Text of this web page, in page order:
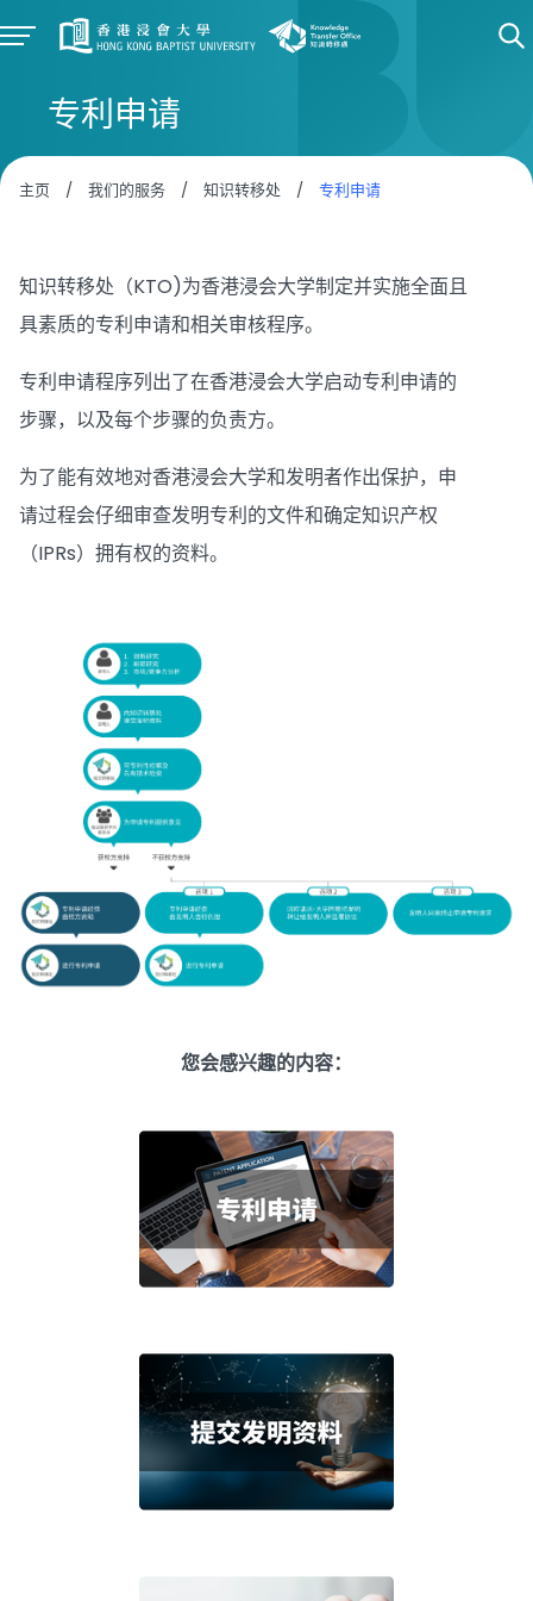
专利申请
主页 / 我们的服务 / 知识转移处 / 专利申请
知识转移处（KTO)为香港浸会大学制定并实施全面且
具素质的专利申请和相关审核程序。
专利申请程序列出了在香港浸会大学启动专利申请的
步骤，以及每个步骤的负责方。
为了能有效地对香港浸会大学和发明者作出保护，申
请过程会仔细审查发明专利的文件和确定知识产权
（IPRs）拥有权的资料。
您会感兴趣的内容：